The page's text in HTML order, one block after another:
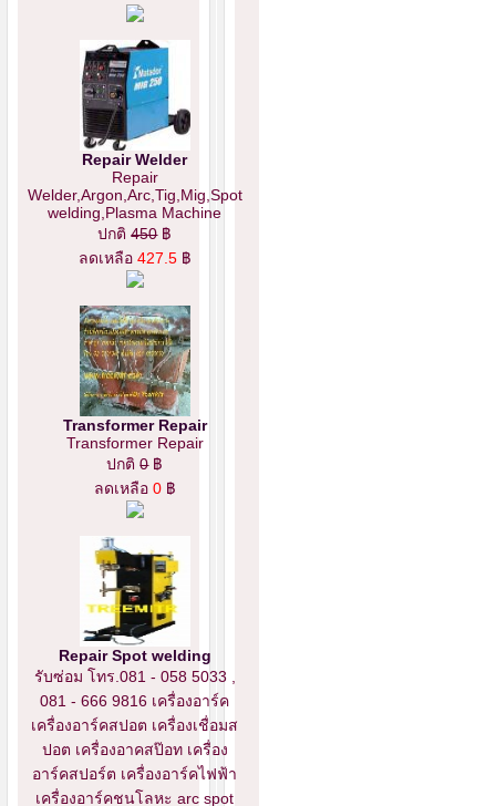
Repair Welder
Repair
Welder,Argon,Arc,Tig,Mig,Spot
welding,Plasma Machine
ปกติ450฿
ลดเหลือ 427.5 ฿
Transformer Repair
Transformer Repair
ปกติ0฿
ลดเหลือ 0 ฿
Repair Spot welding
รับซ่อม โทร.081 - 058 5033 ,
081 - 666 9816 เครื่องอาร์ค
เครื่องอาร์คสปอต เครื่องเชื่อมส
ปอต เครื่องอาคสป๊อท เครื่อง
อาร์คสปอร์ต เครื่องอาร์คไฟฟ้า
เครื่องอาร์คชนโลหะ arc spot